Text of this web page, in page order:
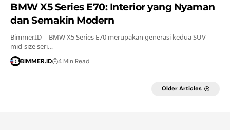
BMW X5 Series E70: Interior yang Nyaman
dan Semakin Modern
Bimmer.ID -- BMW X5 Series E70 merupakan generasi kedua SUV
mid-size seri…
BIMMER.ID 4 Min Read
Older Articles